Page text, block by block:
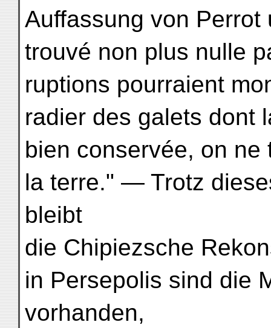
Auffassung von Perrot
trouvé non plus nulle
ruptions pourraient
radier des galets dont
bien conservée, on
la terre." — Trotz
bleibt
die Chipiezsche
in Persepolis sind die
vorhanden,